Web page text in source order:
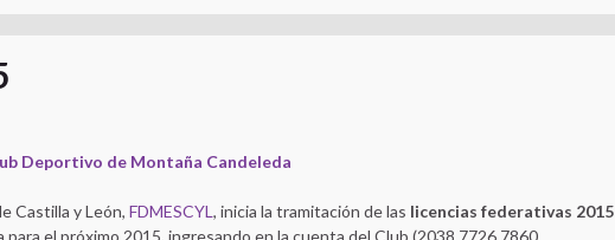
Deportivo de Montaña Candeleda
Castilla y León, FDMESCYL , inicia la tramitación de las licencias federativas 2015
el próximo 2015, ingresando en la cuenta del Club (2038 7726 7860